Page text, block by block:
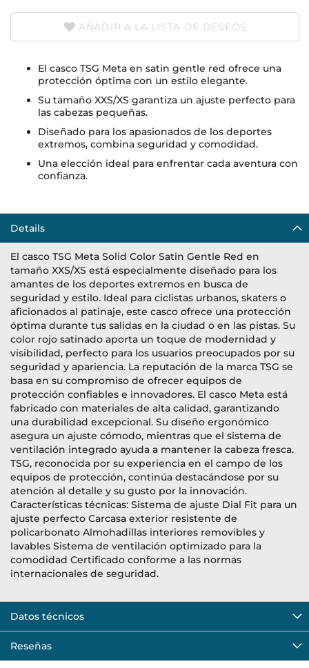
AÑADIR A LA LISTA DE DESEOS
El casco TSG Meta en satin gentle red ofrece una
protección óptima con un estilo elegante.
Su tamaño XXS/XS garantiza un ajuste perfecto para
las cabezas pequeñas.
Diseñado para los apasionados de los deportes
extremos, combina seguridad y comodidad.
Una elección ideal para enfrentar cada aventura con
confianza.
Details
El casco TSG Meta Solid Color Satin Gentle Red en
tamaño XXS/XS está especialmente diseñado para los
amantes de los deportes extremos en busca de
seguridad y estilo. Ideal para ciclistas urbanos, skaters o
aficionados al patinaje, este casco ofrece una protección
óptima durante tus salidas en la ciudad o en las pistas. Su
color rojo satinado aporta un toque de modernidad y
visibilidad, perfecto para los usuarios preocupados por su
seguridad y apariencia. La reputación de la marca TSG se
basa en su compromiso de ofrecer equipos de
protección confiables e innovadores. El casco Meta está
fabricado con materiales de alta calidad, garantizando
una durabilidad excepcional. Su diseño ergonómico
asegura un ajuste cómodo, mientras que el sistema de
ventilación integrado ayuda a mantener la cabeza fresca.
TSG, reconocida por su experiencia en el campo de los
equipos de protección, continúa destacándose por su
atención al detalle y su gusto por la innovación.
Características técnicas: Sistema de ajuste Dial Fit para un
ajuste perfecto Carcasa exterior resistente de
policarbonato Almohadillas interiores removibles y
lavables Sistema de ventilación optimizado para la
comodidad Certificado conforme a las normas
internacionales de seguridad.
Datos técnicos
Reseñas